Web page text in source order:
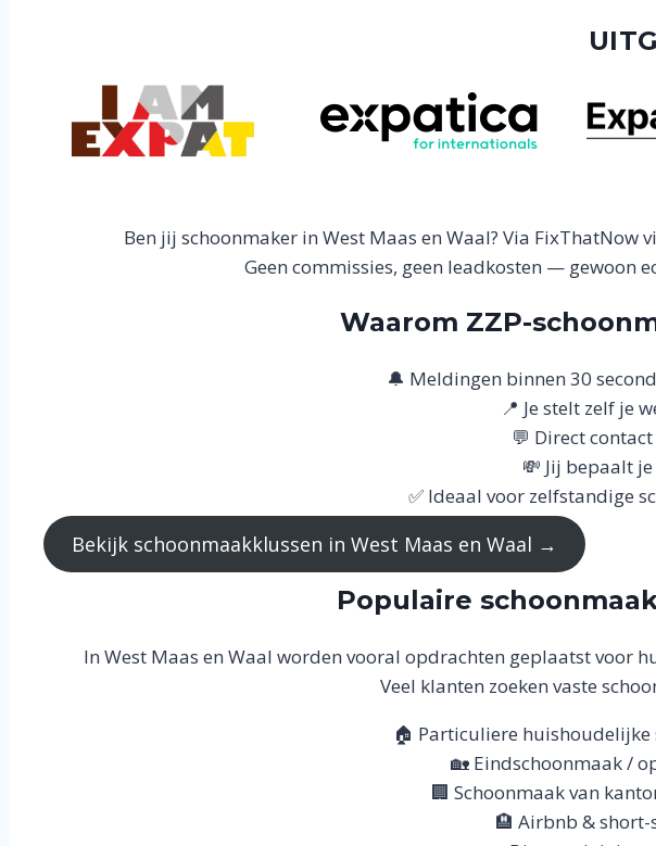
Ben jij schoonmaker in West Maas en Waal? Via
Geen commissies, geen leadkosten — gewoon
Waarom ZZP-
🔔 Meldingen binnen 30
📍 Je stelt zelf je
💬 Direct
💸 Jij bepaalt
✅ Ideaal voor zelfstandige
Bekijk schoonmaakklussen in West Maas en Waal →
Populaire
In West Maas en Waal worden vooral opdrachten geplaatst voor
Veel klanten zoeken vaste
🏠 Particuliere huishoudelijke
🏡 Eindschoonmaak /
🏢 Schoonmaak van
🏨 Airbnb &